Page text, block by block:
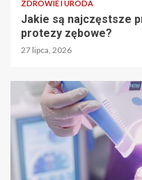
ZDROWIE I URODA
Jakie są najczęstsze
protezy zębowe?
27 lipca, 2026